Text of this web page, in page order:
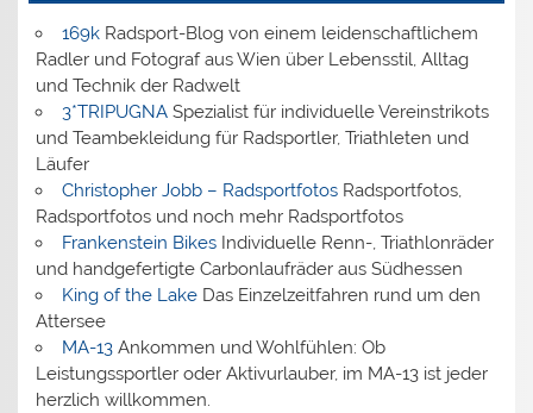
169kRadsport-Blog von einem leidenschaftlichem
Radler und Fotograf aus Wien über Lebensstil, Alltag
und Technik der Radwelt
3*TRIPUGNASpezialist für individuelle Vereinstrikots
und Teambekleidung für Radsportler, Triathleten und
Läufer
Christopher Jobb – RadsportfotosRadsportfotos,
Radsportfotos und noch mehr Radsportfotos
Frankenstein BikesIndividuelle Renn-, Triathlonräder
und handgefertigte Carbonlaufräder aus Südhessen
King of the LakeDas Einzelzeitfahren rund um den
Attersee
MA-13Ankommen und Wohlfühlen: Ob
Leistungssportler oder Aktivurlauber, im MA-13 ist jeder
herzlich willkommen.